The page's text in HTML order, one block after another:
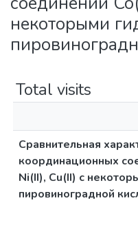
некоторыми
Total visits
Сравнительная
координационных
Ni(II), Cu(II) с
пировиноградной